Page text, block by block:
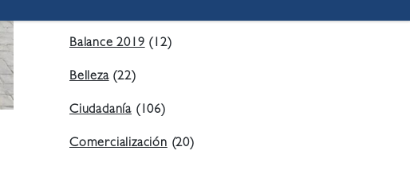
Balance 2019(12)
Belleza(22)
Ciudadanía (106)
Comercialización(20)